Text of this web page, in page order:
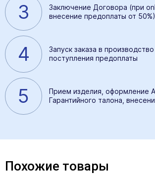
3
Заключение Договора (при
внесение предоплаты от 50%)
4
Запуск заказа в
поступления предоплаты
5
Прием изделия, оформление
Гарантийного талона,
Похожие товары